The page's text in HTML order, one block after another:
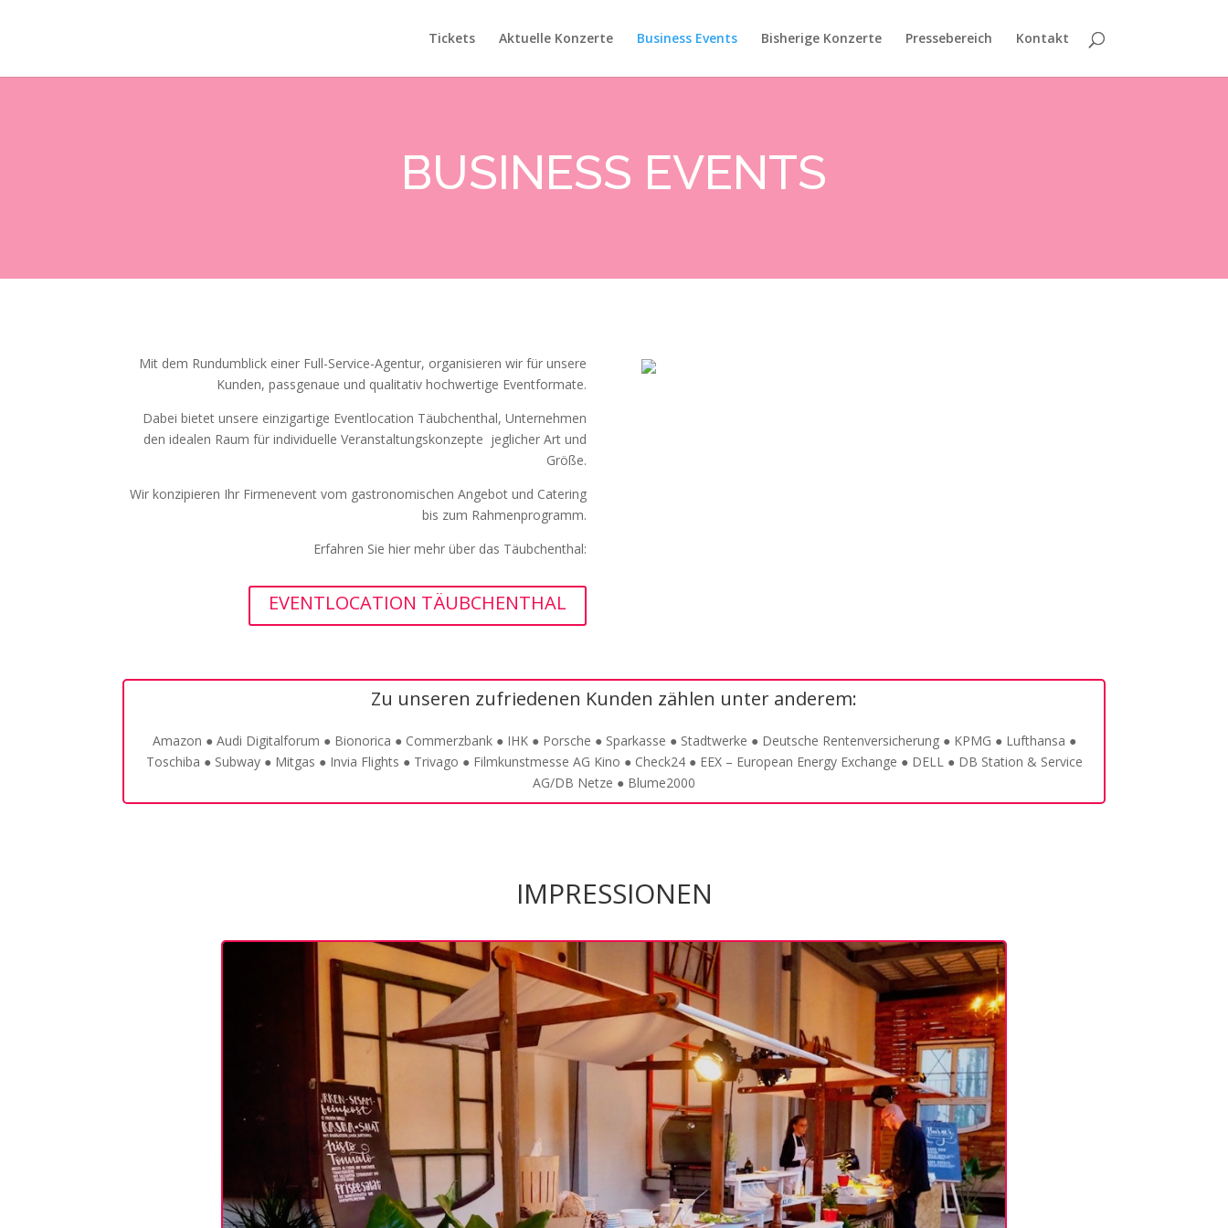
Tickets Aktuelle Konzerte Business Events Bisherige Konzerte Pressebereich Kontakt
BUSINESS EVENTS
Mit dem Rundumblick einer Full-Service-Agentur, organisieren wir für unsere
Kunden, passgenaue und qualitativ hochwertige Eventformate.
Dabei bietet unsere einzigartige Eventlocation Täubchenthal,Unternehmen
den idealen Raum für individuelle Veranstaltungskonzepte jeglicher Art und
Größe.
Wir konzipieren Ihr Firmenevent vom gastronomischen Angebot und Catering
bis zum Rahmenprogramm.
Erfahren Sie hier mehr über das Täubchenthal:
EVENTLOCATION TÄUBCHENTHAL
Zu unseren zufriedenen Kunden zählen unter anderem:
Amazon ● Audi Digitalforum ● Bionorica ● Commerzbank ● IHK ● Porsche ● Sparkasse ● Stadtwerke ● Deutsche Rentenversicherung ● KPMG ● Lufthansa ●
Toschiba ● Subway ● Mitgas ● Invia Flights ● Trivago ● Filmkunstmesse AG Kino ● Check24 ● EEX – European Energy Exchange ● DELL ● DB Station & Service
AG/DB Netze ● Blume2000
IMPRESSIONEN